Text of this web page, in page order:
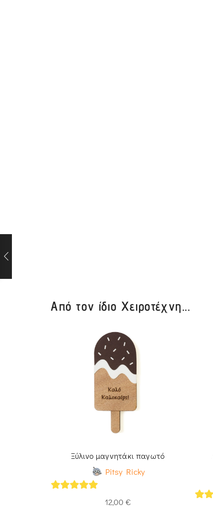
Από τον ίδιο Χειροτέχνη...
Ξύλινο μαγνητάκι παγωτό
Pitsy Ricky
12,00 €